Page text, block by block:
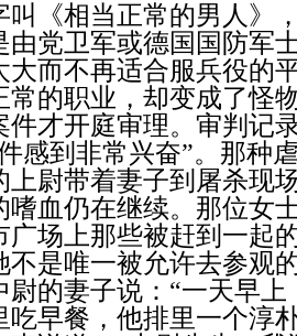
叫《相当正常的男人》
由党卫军或德国国防军
大而不再适合服兵役的
常的职业，却变成了怪
件才开庭审理。审判记
感到非常兴奋”。那种
上尉带着妻子到屠杀现
嗜血仍在继续。那位女
广场上那些被赶到一起
不是唯一被允许去参观
尉的妻子说：“一天早
吃早餐，他排里一个淳